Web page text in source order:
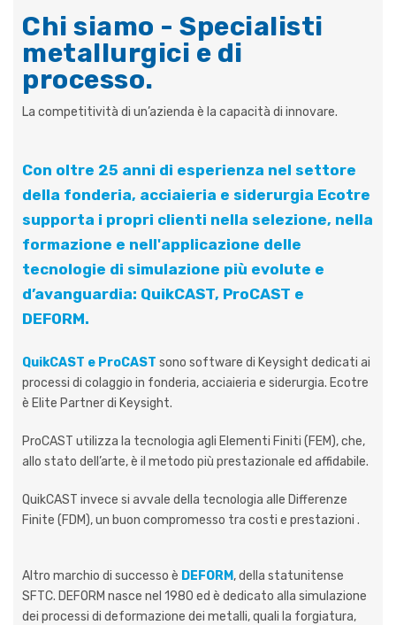
Chi siamo - Specialisti
metallurgici e di
processo.
La competitività di un’azienda è la capacità di innovare.
Con oltre 25 anni di esperienza nel settore
della fonderia, acciaieria e siderurgia Ecotre
supporta i propri clienti nella selezione, nella
formazione e nell'applicazione delle
tecnologie di simulazione più evolute e
d’avanguardia: QuikCAST, ProCAST e
DEFORM.
QuikCAST e ProCAST sono software di Keysight dedicati ai
processi di colaggio in fonderia, acciaieria e siderurgia. Ecotre
è Elite Partner di Keysight.
ProCAST utilizza la tecnologia agli Elementi Finiti (FEM), che,
allo stato dell’arte, è il metodo più prestazionale ed affidabile.
QuikCAST invece si avvale della tecnologia alle Differenze
Finite (FDM), un buon compromesso tra costi e prestazioni .
Altro marchio di successo è DEFORM, della statunitense
SFTC. DEFORM nasce nel 1980 ed è dedicato alla simulazione
dei processi di deformazione dei metalli, quali la forgiatura,